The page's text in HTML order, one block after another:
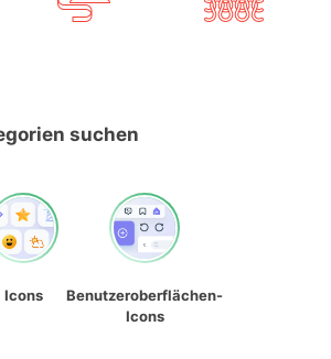
suchen
Icons
Benutzeroberflächen-
Icons